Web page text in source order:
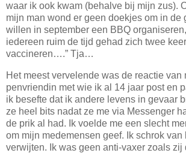
waar ik ook kwam (behalve bij mijn zus).
mijn man wond er geen doekjes om in de
willen in september een BBQ
iedereen ruim de tijd gehad zich twee
vaccineren….” Tja…
Het meest vervelende was de reactie van
penvriendin met wie ik al 14 jaar post en
ik besefte dat ik andere levens in gevaar
ze heel bits nadat ze me via Messenger
de prik al had. Ik voelde me een slecht
om mijn medemensen geef. Ik schrok van
verwijten. Ik was geen anti-vaxer zoals zij